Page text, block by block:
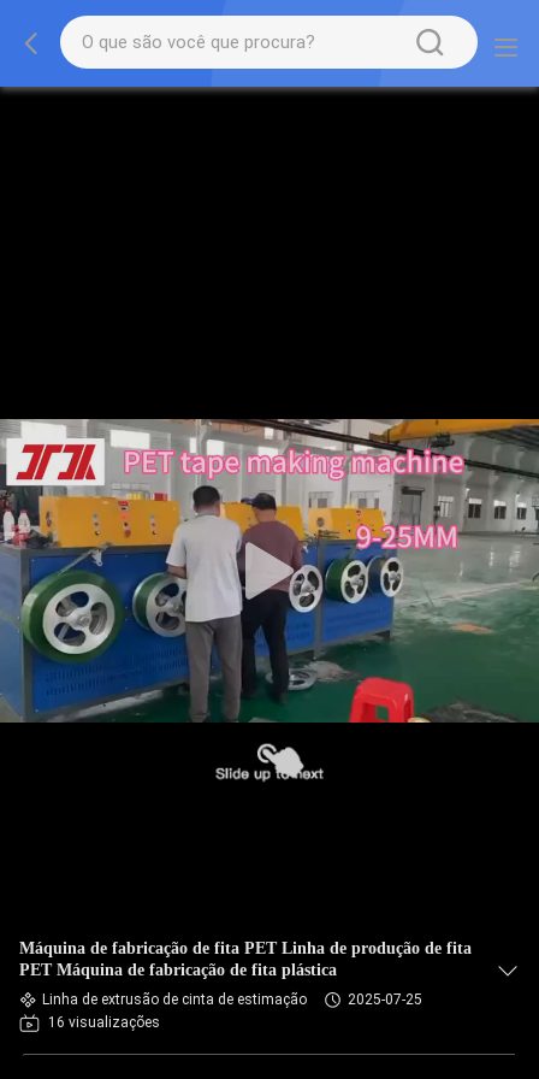
Máquina de fabricação de fita PET Linha de produção de fita
PET Máquina de fabricação de fita plástica
Linha de extrusão de cinta de estimação
2025-07-25
16 visualizações